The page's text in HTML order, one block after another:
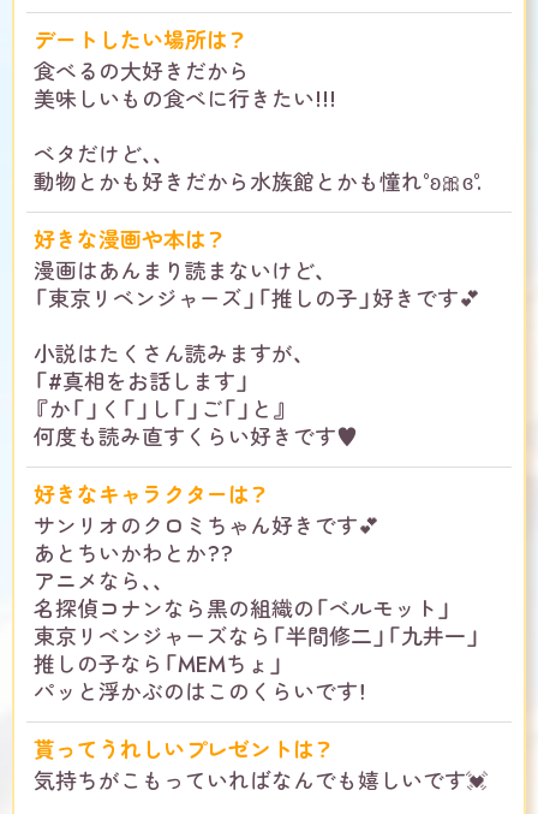
デートしたい場所は？
食べるの大好きだから
美味しいもの食べに行きたい!!!
ベタだけど、、
動物とかも好きだから水族館とかも憧れ°ʚ🎀ɞ°.
好きな漫画や本は？
漫画はあんまり読まないけど、
「東京リベンジャーズ」「推しの子」好きです💕
小説はたくさん読みますが、
「#真相をお話します」
『か「」く「」し「」ご「」と』
何度も読み直すくらい好きです♥️
好きなキャラクターは？
サンリオのクロミちゃん好きです💕
あとちいかわとか??
アニメなら、、
名探偵コナンなら黒の組織の「ベルモット」
東京リベンジャーズなら「半間修二」「九井一」
推しの子なら「MEMちょ」
パッと浮かぶのはこのくらいです！
貰ってうれしいプレゼントは？
気持ちがこもっていればなんでも嬉しいです💓